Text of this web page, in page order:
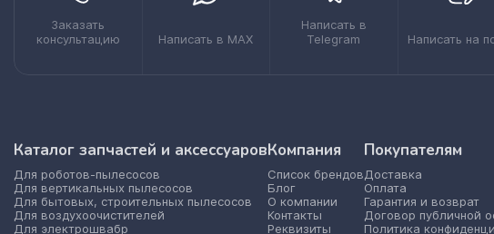
Заказать
консультацию
Написать в MAX
Написать в
Telegram
Написать на
Каталог запчастей и аксессуаров
Для роботов-пылесосов
Для вертикальных пылесосов
Для бытовых, строительных пылесосов
Для воздухоочистителей
Для электрошвабр
Компания
Список брендов
Блог
О компании
Контакты
Реквизиты
Покупателям
Доставка
Оплата
Гарантия и возврат
Договор публичной
Политика